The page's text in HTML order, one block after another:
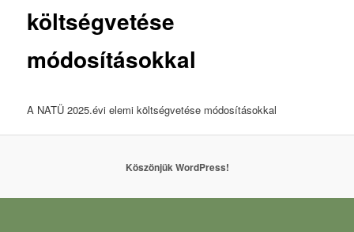
költségvetése
módosításokkal
A NATÜ 2025.évi elemi költségvetése módosításokkal
Köszönjük WordPress!